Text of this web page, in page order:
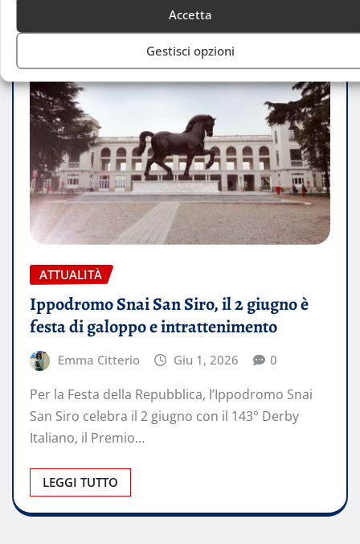
Accetta
Gestisci opzioni
ATTUALITÀ
Ippodromo Snai San Siro, il 2 giugno è
festa di galoppo e intrattenimento
Emma Citterio Giu 1, 2026 0
Per la Festa della Repubblica, l’Ippodromo Snai
San Siro celebra il 2 giugno con il 143° Derby
Italiano, il Premio…
LEGGI TUTTO